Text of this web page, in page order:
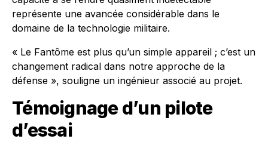
représente une avancée considérable dans le
domaine de la technologie militaire.
« Le Fantôme est plus qu’un simple appareil ; c’est un
changement radical dans notre approche de la
défense », souligne un ingénieur associé au projet.
Témoignage d’un pilote
d’essai